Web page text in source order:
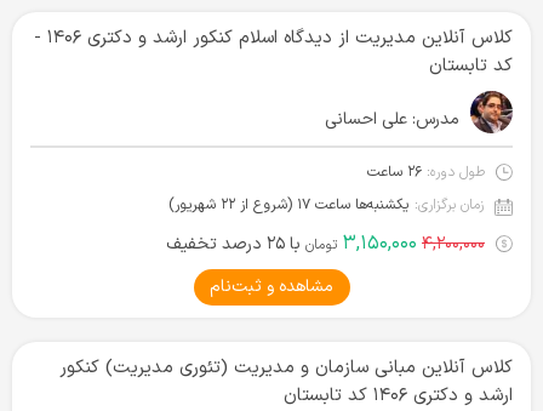
کلاس آنلاین مدیریت از دیدگاه اسلام کنکور ارشد و دکتری ۱۴۰۶ -
کد تابستان
مدرس: علی احسانی
طول دوره: ۲۶ ساعت
زمان برگزاری: یکشنبه‌ها ساعت ۱۷ (شروع از ۲۲ شهریور)
۴,۲۰۰,۰۰۰ ۳,۱۵۰,۰۰۰ تومان با ۲۵ درصد تخفیف
مشاهده و ثبت‌نام
کلاس آنلاین مبانی سازمان و مدیریت (تئوری مدیریت) کنکور
ارشد و دکتری ۱۴۰۶ کد تابستان